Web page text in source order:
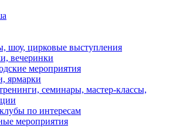
шоу, цирковые выступления
вечеринки
мероприятия
ярмарки
семинары, мастер-классы,
по интересам
мероприятия